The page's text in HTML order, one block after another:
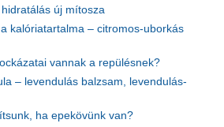
új mítosza
kalóriatartalma – citromos-uborkás
vannak a repülésnek?
– levendulás balzsam, levendulás-
ha epekövünk van?